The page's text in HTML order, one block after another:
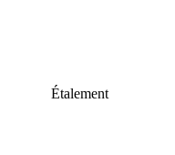
Étalement